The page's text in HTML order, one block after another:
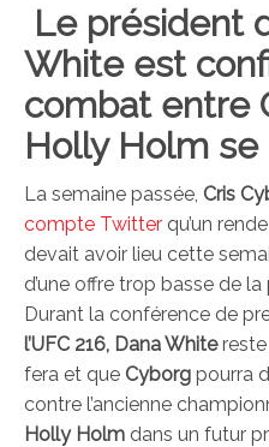
Le président
White est
combat entre
Holly Holm se
La semaine passée, Cris
compte Twitter qu’un
devait avoir lieu cette
d’une offre trop basse de la
Durant la conférence de
l’UFC 216, Dana Whitereste
fera et que Cyborg pourra
contre l’ancienne
Holly Holm dans un futur